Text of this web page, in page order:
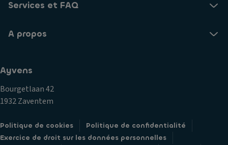
Services et FAQ
A propos
Ayvens
Bourgetlaan 42
1932 Zaventem
Politique de cookies
Politique de confidentialité
Exercice de droit sur les données personnelles